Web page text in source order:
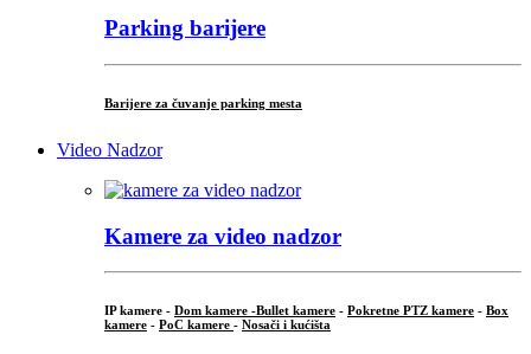
Parking barijere
Barijere za čuvanje parking mesta
Video Nadzor
Kamere za video nadzor
IP kamere - Dom kamere -Bullet kamere - Pokretne PTZ kamere - Box
kamere - PoC kamere - Nosači i kućišta